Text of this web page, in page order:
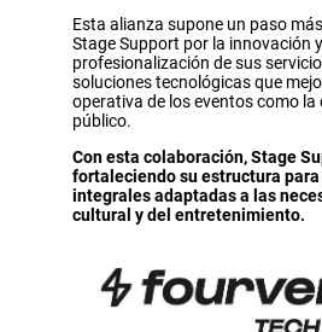
Esta alianza supone un paso
Stage Support por la innovación
profesionalización de sus
soluciones tecnológicas que
operativa de los eventos como la
público.
Con esta colaboración, Stage
fortaleciendo su estructura
integrales adaptadas a las
cultural y del entretenimiento.